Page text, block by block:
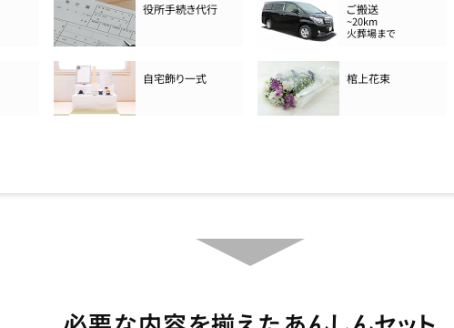
役所手続き代行 ご搬送
~20km
火葬場まで
自宅飾り一式 棺上花束